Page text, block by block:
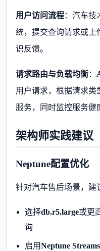
用户访问流程：汽车技
统，提交查询请求或上
识反馈。
请求路由与负载均衡：
用户请求，根据请求类
服务，同时监控服务健
架构师实践建议
Neptune配置优化
针对汽车售后场景，建
选择db.r5.large或更
询
启用Neptune Streams